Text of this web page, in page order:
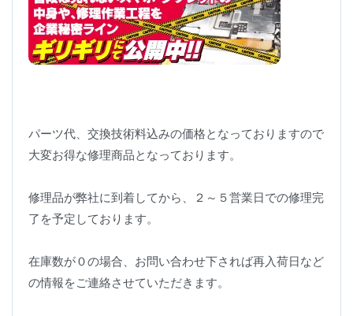
パーツ代、交換技術料込みの価格となっておりますので
大変お得な修理商品となっております。
修理品が弊社に到着してから、２～５営業日での修理完
了を予定しております。
在庫数が０の場合、お問い合わせ下されば再入荷日など
の情報をご連絡させていただきます。